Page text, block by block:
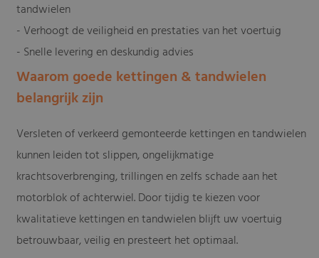
tandwielen
- Verhoogt de veiligheid en prestaties van het voertuig
- Snelle levering en deskundig advies
Waarom goede kettingen & tandwielen
belangrijk zijn
Versleten of verkeerd gemonteerde kettingen en tandwielen
kunnen leiden tot slippen, ongelijkmatige
krachtsoverbrenging, trillingen en zelfs schade aan het
motorblok of achterwiel. Door tijdig te kiezen voor
kwalitatieve kettingen en tandwielen blijft uw voertuig
betrouwbaar, veilig en presteert het optimaal.